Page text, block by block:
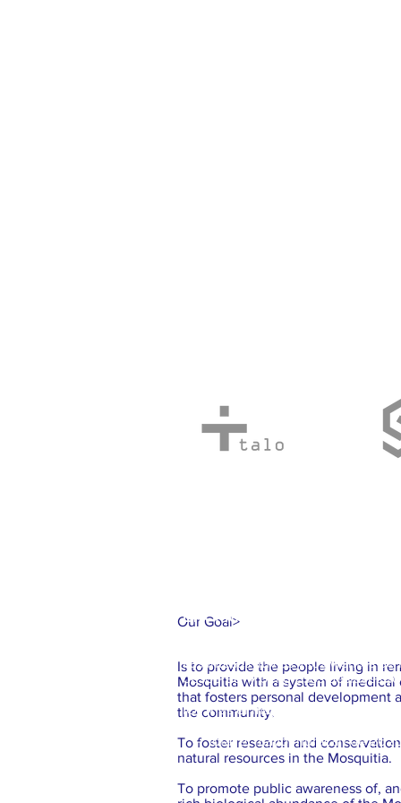
Our Goal>
Is to provide the people living in
Mosquitia with a system of medical
that fosters personal development
the community.
To foster research and
natural resources in the Mosquitia.
To promote public awareness of,
ETA Y IOTA | " RIOS
Las intesas lluvias y los vientos de
desborde y peligrosos deslaves
IOTA es el mayor huracán, en al
- Iota: el mayor huracan de 2020